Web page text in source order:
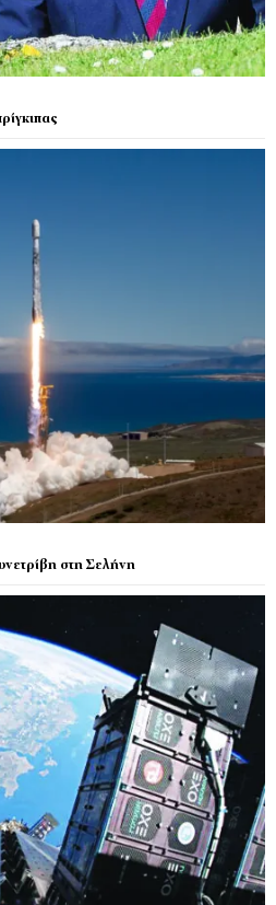
στη Σελήνη